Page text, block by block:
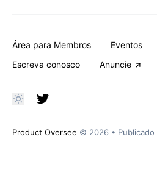
Área para Membros Eventos
Escreva conosco
Anuncie
Product Oversee © 2026 • Publicado